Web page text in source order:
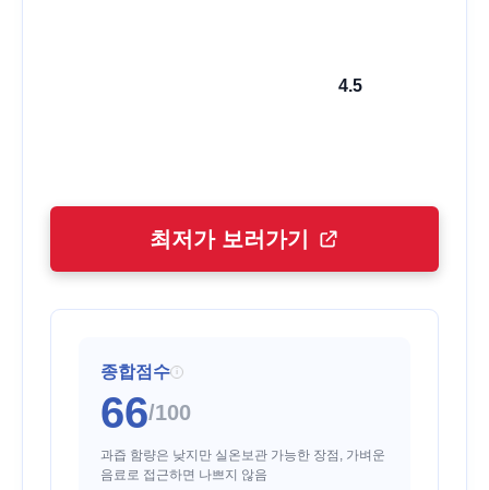
4.5
최저가 보러가기
종합점수 i
66/100
과즙 함량은 낮지만 실온보관 가능한 장점, 가벼운
음료로 접근하면 나쁘지 않음